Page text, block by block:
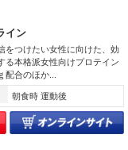
イン
をつけたい女性に向けた、効
る本格派女性向けプロテイン
合のほか...
朝食時 運動後